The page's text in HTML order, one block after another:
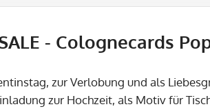
- Colognecards
zur Verlobung und als
zur Hochzeit, als Motiv für